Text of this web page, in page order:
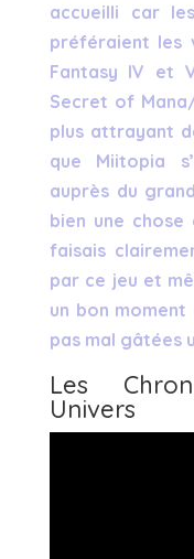
accueilli car
préféraient les
Fantasy IV et
Secret of
plus attrayant
que Miitopia
auprès du
bien une chose
faisais
par ce jeu et
un bon
pas mal gâtées
Les
Univers